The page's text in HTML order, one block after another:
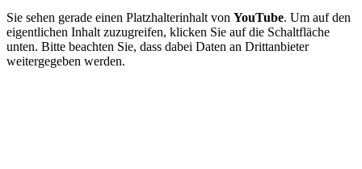
Sie sehen gerade einen Platzhalterinhalt von YouTube. Um auf den
eigentlichen Inhalt zuzugreifen, klicken Sie auf die Schaltfläche
unten. Bitte beachten Sie, dass dabei Daten an Drittanbieter
weitergegeben werden.